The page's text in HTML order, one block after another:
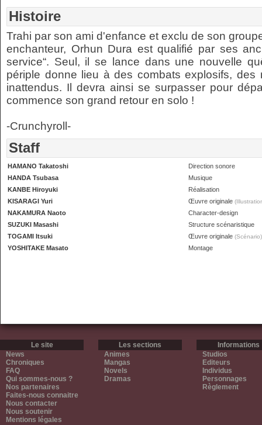
Histoire
Trahi par son ami d'enfance et exclu de son
enchanteur, Orhun Dura est qualifié par ses
service“. Seul, il se lance dans une nouvelle
périple donne lieu à des combats explosifs,
inattendus. Il devra ainsi se surpasser pour
commence son grand retour en solo !
-Crunchyroll-
Staff
HAMANO Takatoshi
Direction sonore
HANDA Tsubasa
Musique
KANBE Hiroyuki
Réalisation
KISARAGI Yuri
Œuvre originale
NAKAMURA Naoto
Character-design
SUZUKI Masashi
Structure scénaristique
TOGAMI Itsuki
Œuvre originale (Scénario)
YOSHITAKE Masato Montage
Le site
News
Chroniques
FAQ
Qui sommes-nous ?
Nos partenaires
Faites-nous connaitre
Nous contacter
Nous soutenir
Mentions légales
Les sections
Animes
Mangas
Novels
Dramas
Informations
Studios
Editeurs
Individus
Personnages
Règlement